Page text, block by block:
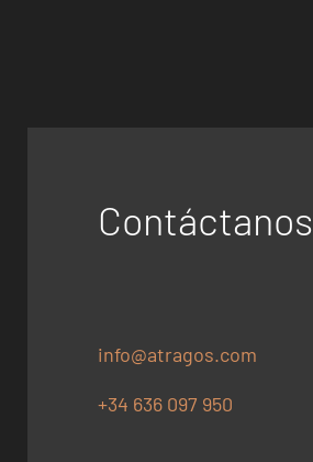
Contáctanos
info@atragos.com
+34 636 097 950